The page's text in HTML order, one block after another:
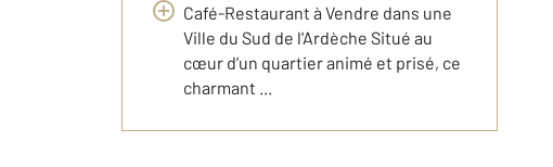
Café-Restaurant à Vendre dans une
Ville du Sud de l'Ardèche Situé au
cœur d’un quartier animé et prisé, ce
charmant ...